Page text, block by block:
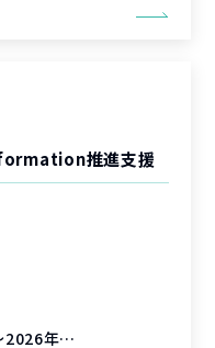
推進支援
9月30日